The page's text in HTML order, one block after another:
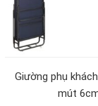
Giường phụ
mút